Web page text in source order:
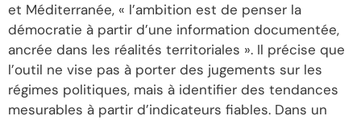
et Méditerranée, « l’ambition est de penser la
démocratie à partir d’une information documentée,
ancrée dans les réalités territoriales ». Il précise que
l’outil ne vise pas à porter des jugements sur les
régimes politiques, mais à identifier des tendances
mesurables à partir d’indicateurs fiables. Dans un